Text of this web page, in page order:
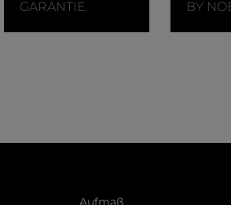
kann das Video abgespielt werden.
GARANTIE
BY
Aufmaß